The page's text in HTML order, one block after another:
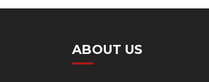
ABOUT US